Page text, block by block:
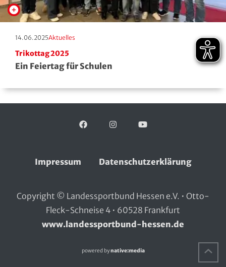
Erscheinungstag:
14.06.2025
Kategorie: Aktuelles
Trikottag 2025
Ein Feiertag für Schulen
Folgen Sie uns auf:
FacebookInstagramYouTube
Impressum Datenschutzerklärung
Copyright © Landessportbund Hessen e.V. • Otto-
Fleck-Schneise 4 • 60528 Frankfurt
www.landessportbund-hessen.de
powered bynative:media